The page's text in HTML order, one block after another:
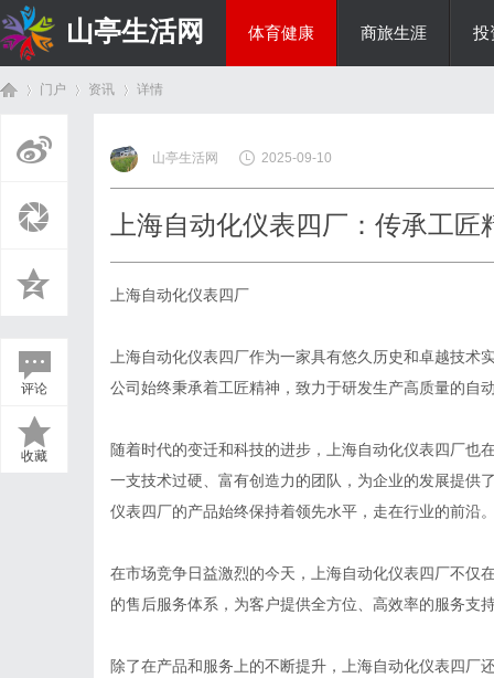
山亭生活网 体育健康 商旅生涯 投
门户 资讯
›
详情
评论
收藏
山亭生活网 2025-09-10
上海自动化仪表四厂：传承工
上海自动化仪表四厂
上海自动化仪表四厂作为一家具有悠久历史和卓越技
公司始终秉承着工匠精神，致力于研发生产高质量的自
随着时代的变迁和科技的进步，上海自动化仪表四厂也
一支技术过硬、富有创造力的团队，为企业的发展提供
仪表四厂的产品始终保持着领先水平，走在行业的前沿
在市场竞争日益激烈的今天，上海自动化仪表四厂不仅
的售后服务体系，为客户提供全方位、高效率的服务支
除了在产品和服务上的不断提升，上海自动化仪表四厂